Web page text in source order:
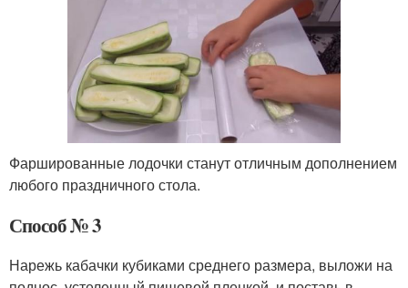
Фаршированные лодочки станут отличным дополнением
любого праздничного стола.
Способ № 3
Нарежь кабачки кубиками среднего размера, выложи на